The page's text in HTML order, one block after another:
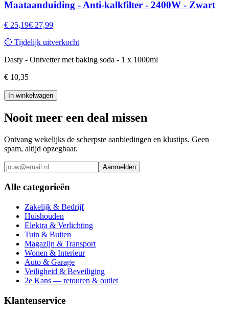
Maataanduiding - Anti-kalkfilter - 2400W - Zwart
€ 25,19€ 27,99
🔴 Tijdelijk uitverkocht
Dasty - Ontvetter met baking soda - 1 x 1000ml
€ 10,35
In winkelwagen
Nooit meer een deal missen
Ontvang wekelijks de scherpste aanbiedingen en klustips. Geen
spam, altijd opzegbaar.
Aanmelden
Alle categorieën
Zakelijk & Bedrijf
Huishouden
Elektra & Verlichting
Tuin & Buiten
Magazijn & Transport
Wonen & Interieur
Auto & Garage
Veiligheid & Beveiliging
2e Kans — retouren & outlet
Klantenservice